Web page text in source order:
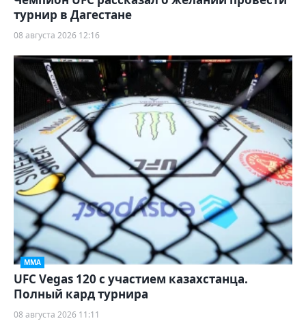
турнир в Дагестане
08 августа 2026 12:16
ММА
UFC Vegas 120 с участием казахстанца.
Полный кард турнира
08 августа 2026 11:11